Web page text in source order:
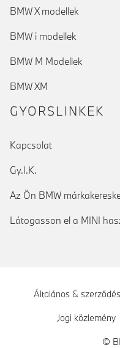
BMW X modellek
BMW i modellek
BMW M Modellek
BMW XM
GYORSLINKEK
Kapcsolat
Gy.I.K.
Az Ön BMW
Látogasson el a MINI
Általános &
Jogi közlemény
©